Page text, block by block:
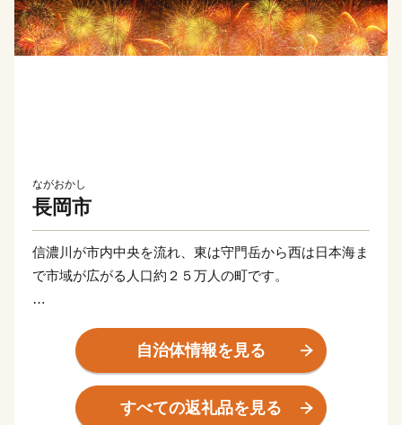
ながおかし
長岡市
信濃川が市内中央を流れ、東は守門岳から西は日本海ま
で市域が広がる人口約２５万人の町です。
れ、歴史的発掘物の「火焔土器」、全国２位の蔵数を誇
る日本酒や、長岡野菜などの食の名産品、海外からも買
い付けが増加している錦鯉、豊かな自然を生かした風光
明媚な棚田など、さまざまな特色と文化を持った個性豊
自治体情報を見る
すべての返礼品を見る